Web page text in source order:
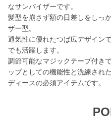
なサンバイザーです。
髪型を崩さず額の日差しをしっ
ザー型。
通気性に優れたつば広デザイン
でも活躍します。
調節可能なマジックテープ付き
ップとしての機能性と洗練され
ディースの必須アイテムです。